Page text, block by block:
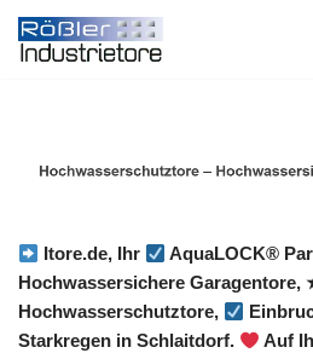
Zum
Itore.de, Ihr
AquaLOCK®
Hochwassersichere Garagentore,
Hochwasserschutztore,
Starkregen in Schlaitdorf.
Auf